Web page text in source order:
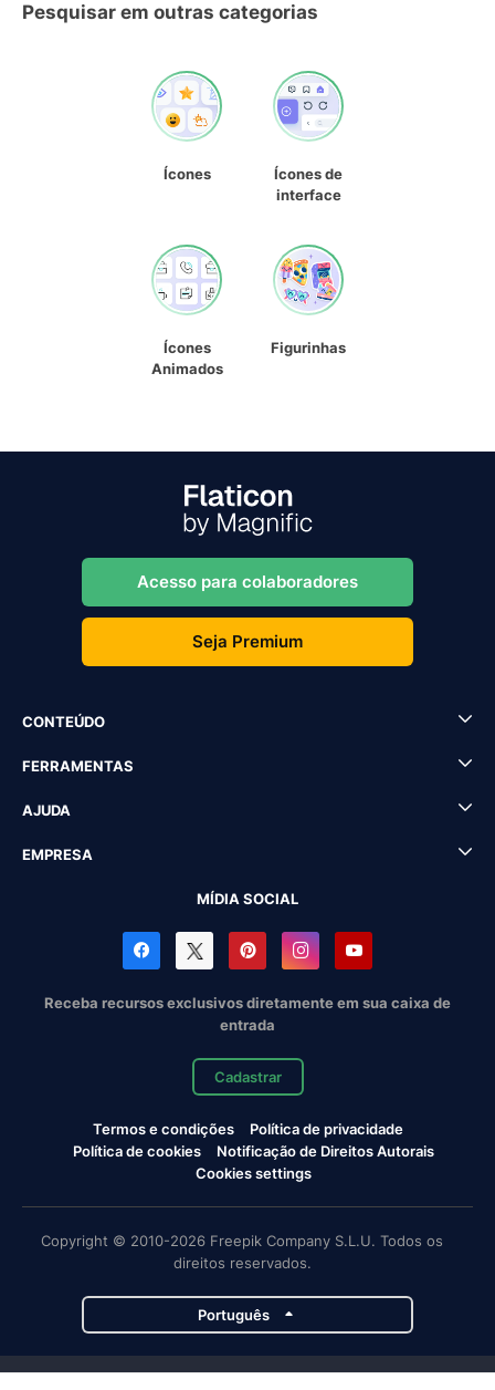
Pesquisar em outras categorias
Ícones
Ícones de
interface
Ícones
Animados
Figurinhas
Acesso para colaboradores
Seja Premium
CONTEÚDO
FERRAMENTAS
AJUDA
EMPRESA
MÍDIA SOCIAL
Receba recursos exclusivos diretamente em sua caixa de
entrada
Cadastrar
Termos e condições
Política de privacidade
Política de cookies
Notificação de Direitos Autorais
Cookies settings
Copyright © 2010-2026 Freepik Company S.L.U. Todos os
direitos reservados.
Português